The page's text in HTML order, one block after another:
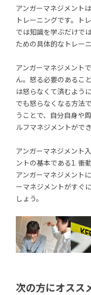
アンガーマネジメント
トレーニングです。ト
では知識を学ぶだけで
ための具体的なトレー
アンガーマネジメント
ん。怒る必要のあるこ
は怒らなくて済むよう
でも怒らなくなる方法
うことで、自分自身や
ルフマネジメントがで
アンガーマネジメント
ントの基本である1. 衝
アンガーマネジメント
ーマネジメントがすぐ
しょう。
次の方にオスス